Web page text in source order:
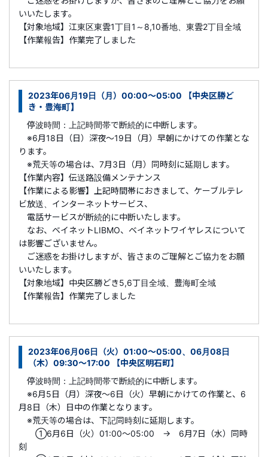
いいたします。
【対象地域】江東区東雲1丁目1～8,10番地、東雲2丁目全域
【作業報告】作業完了しました
2023年06月19日（月）00:00～05:00 【中央区勝ど
き・豊海町】
停波時間：上記時間帯で断続的に中断します。
※6月18日（日）深夜～19日（月）早朝にかけての作業とな
ります。
※荒天等の場合は、7月3日（月）同時刻に延期します。
【作業内容】伝送路設備メンテナンス
【作業による影響】上記時間帯におきまして、ケーブルテレ
ビ放送、インターネットサービス、
電話サービスが断続的に中断いたします。
なお、ベイネットLIBMO、ベイネットワイヤレスについて
は影響ございません。
ご迷惑をお掛けしますが、皆さまのご理解とご協力をお願
いいたします。
【対象地域】中央区勝どき5,6丁目全域、豊海町全域
【作業報告】作業完了しました
2023年06月06日（火）01:00～05:00、06月08日
（木）09:30～17:00 【中央区明石町】
停波時間：上記時間帯で断続的に中断します。
※6月5日（月）深夜～6日（火）早朝にかけての作業と、6
月8日（木）日中の作業となります。
※荒天等の場合は、下記同時刻に延期します。
①6月6日（火）01:00～05:00 → 6月7日（水）同時
刻